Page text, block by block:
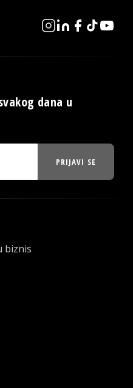
dana u
PRIJAVI SE
biznis